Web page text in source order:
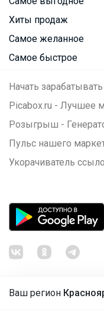
Ваш регион
Хиты продаж
Самое желанное
Самое быстрое
Начать
Picabox.ru - Лучшее
Розыгрыш -
Пульс нашего
Укорачиватель
Продолжая